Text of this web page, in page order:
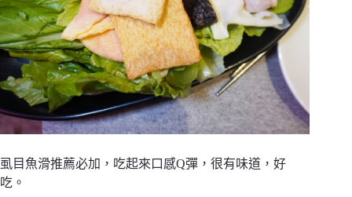
虱目魚滑推薦必加，吃起來口感Q彈，很有味道，好
吃。